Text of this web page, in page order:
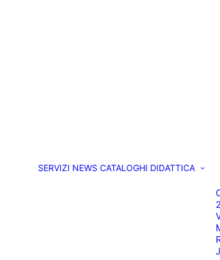
SERVIZI NEWS CATALOGHI DIDATTICA